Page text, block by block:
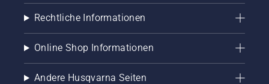
Rechtliche Informationen
Online Shop Informationen
Andere Husqvarna Seiten